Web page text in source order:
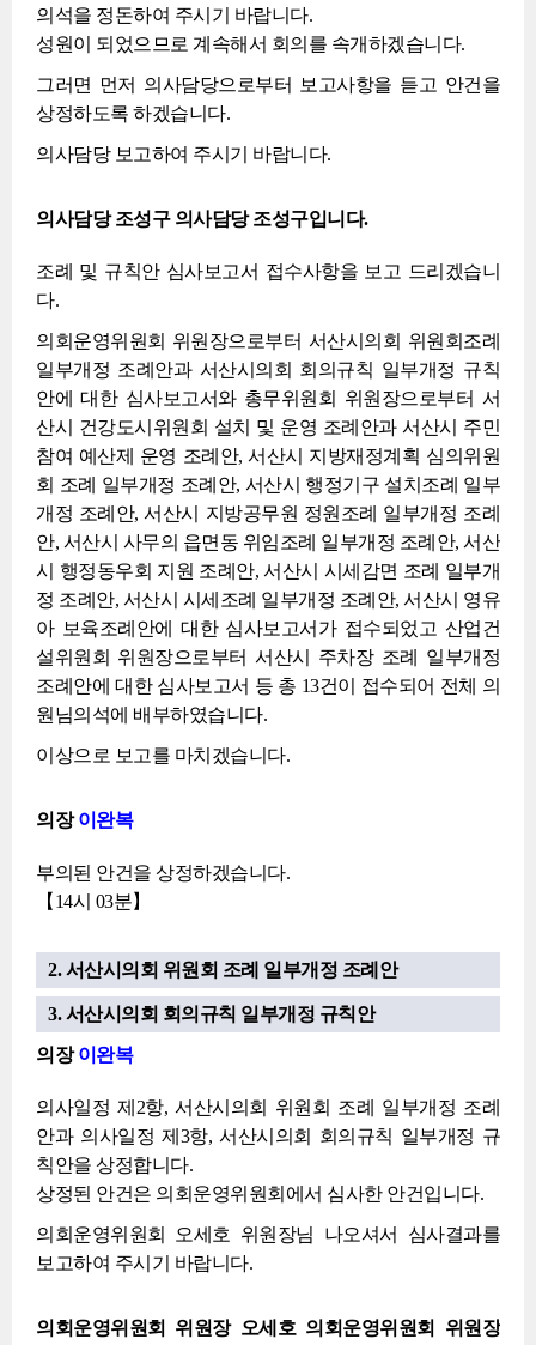
의석을 정돈하여 주시기 바랍니다.
성원이 되었으므로 계속해서 회의를 속개하겠습니다.
그러면 먼저 의사담당으로부터 보고사항을 듣고 안건을
상정하도록 하겠습니다.
의사담당 보고하여 주시기 바랍니다.
의사담당 조성구 의사담당 조성구입니다.
조례 및 규칙안 심사보고서 접수사항을 보고 드리겠습니
다.
의회운영위원회 위원장으로부터 서산시의회 위원회조례
일부개정 조례안과 서산시의회 회의규칙 일부개정 규칙
안에 대한 심사보고서와 총무위원회 위원장으로부터 서
산시 건강도시위원회 설치 및 운영 조례안과 서산시 주민
참여 예산제 운영 조례안, 서산시 지방재정계획 심의위원
회 조례 일부개정 조례안, 서산시 행정기구 설치조례 일부
개정 조례안, 서산시 지방공무원 정원조례 일부개정 조례
안, 서산시 사무의 읍면동 위임조례 일부개정 조례안, 서산
시 행정동우회 지원 조례안, 서산시 시세감면 조례 일부개
정 조례안, 서산시 시세조례 일부개정 조례안, 서산시 영유
아 보육조례안에 대한 심사보고서가 접수되었고 산업건
설위원회 위원장으로부터 서산시 주차장 조례 일부개정
조례안에 대한 심사보고서 등 총 13건이 접수되어 전체 의
원님의석에 배부하였습니다.
이상으로 보고를 마치겠습니다.
의장이완복
부의된 안건을 상정하겠습니다.
【14시 03분】
2. 서산시의회 위원회 조례 일부개정 조례안
3. 서산시의회 회의규칙 일부개정 규칙안
의장이완복
의사일정 제2항, 서산시의회 위원회 조례 일부개정 조례
안과 의사일정 제3항, 서산시의회 회의규칙 일부개정 규
칙안을 상정합니다.
상정된 안건은 의회운영위원회에서 심사한 안건입니다.
의회운영위원회 오세호 위원장님 나오셔서 심사결과를
보고하여 주시기 바랍니다.
의회운영위원회 위원장 오세호 의회운영위원회 위원장